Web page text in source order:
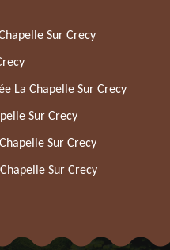
Sur Crecy
La Chapelle Sur Crecy
Sur Crecy
Sur Crecy
Sur Crecy